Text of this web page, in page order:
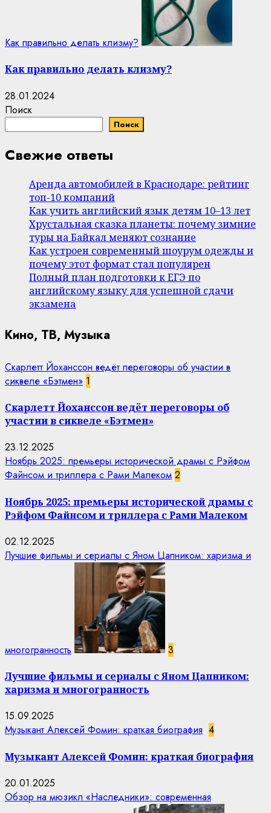
Как правильно делать клизму?
Как правильно делать клизму?
28.01.2024
Поиск
Поиск
Свежие ответы
Аренда автомобилей в Краснодаре: рейтинг
топ-10 компаний
Как учить английский язык детям 10–13 лет
Хрустальная сказка планеты: почему зимние
туры на Байкал меняют сознание
Как устроен современный шоурум одежды и
почему этот формат стал популярен
Полный план подготовки к ЕГЭ по
английскому языку для успешной сдачи
экзамена
Кино, ТВ, Музыка
Скарлетт Йоханссон ведёт переговоры об участии в
сиквеле «Бэтмен» 1
Скарлетт Йоханссон ведёт переговоры об
участии в сиквеле «Бэтмен»
23.12.2025
Ноябрь 2025: премьеры исторической драмы с Рэйфом
Файнсом и триллера с Рами Малеком 2
Ноябрь 2025: премьеры исторической драмы с
Рэйфом Файнсом и триллера с Рами Малеком
02.12.2025
Лучшие фильмы и сериалы с Яном Цапником: харизма и
многогранность 3
Лучшие фильмы и сериалы с Яном Цапником:
харизма и многогранность
15.09.2025
Музыкант Алексей Фомин: краткая биография 4
Музыкант Алексей Фомин: краткая биография
20.01.2025
Обзор на мюзикл «Наследники»: современная